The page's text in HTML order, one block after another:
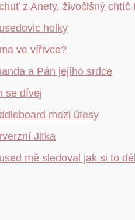
z Anety, živočišný chtíč
holky
ve vířivce?
a Pán jejího srdce
se dívej
mezi útesy
Jitka
mě sledoval jak si to